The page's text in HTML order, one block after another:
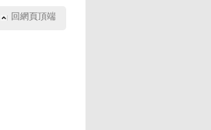
回網頁頂端